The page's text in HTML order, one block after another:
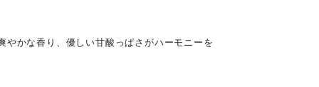
かな香り、優しい甘酸っぱさがハーモニーを